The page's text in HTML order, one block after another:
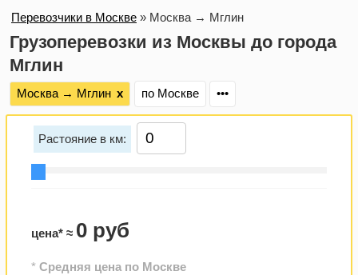
Перевозчики в Москве » Москва → Мглин
Грузоперевозки из Москвы до города
Мглин
Москва → Мглин х по Москве •••
Растояние в км:
цена* ≈ 0 руб
* Средняя цена по Москве